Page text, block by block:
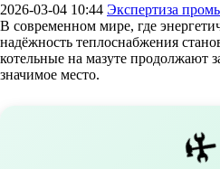
2026-03-04 10:44 Экспертиза
В современном мире, где
надёжность теплоснабжения
котельные на мазуте продолжают
значимое место.
🛠️️